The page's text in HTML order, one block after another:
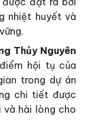
nhiệt huyết và
Thủy Nguyên
hội tụ của
trong dự án
chi tiết được
hài lòng cho